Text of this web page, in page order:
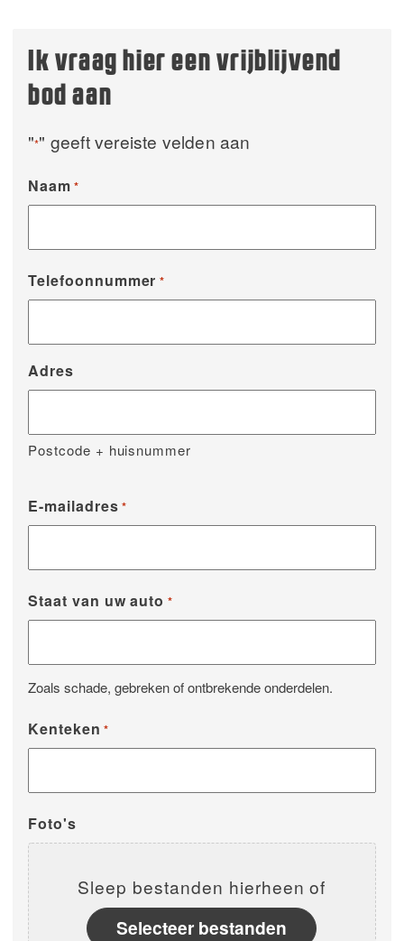
Ik vraag hier een vrijblijvend
bod aan
"*" geeft vereiste velden aan
Naam *
Telefoonnummer *
Adres
Postcode + huisnummer
E-mailadres *
Staat van uw auto *
Zoals schade, gebreken of ontbrekende onderdelen.
Kenteken *
Foto's
Sleep bestanden hierheen of
Selecteer bestanden